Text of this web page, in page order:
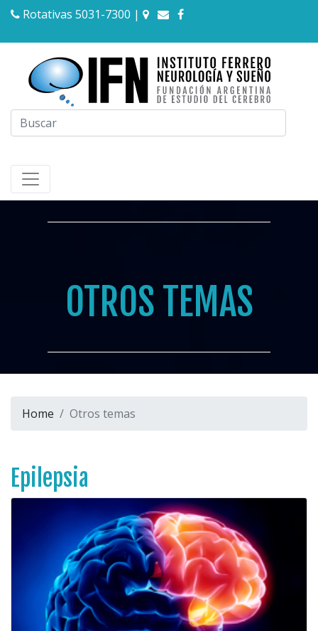
Rotativas 5031-7300 |
OTROS TEMAS
Home Otros temas
Epilepsia